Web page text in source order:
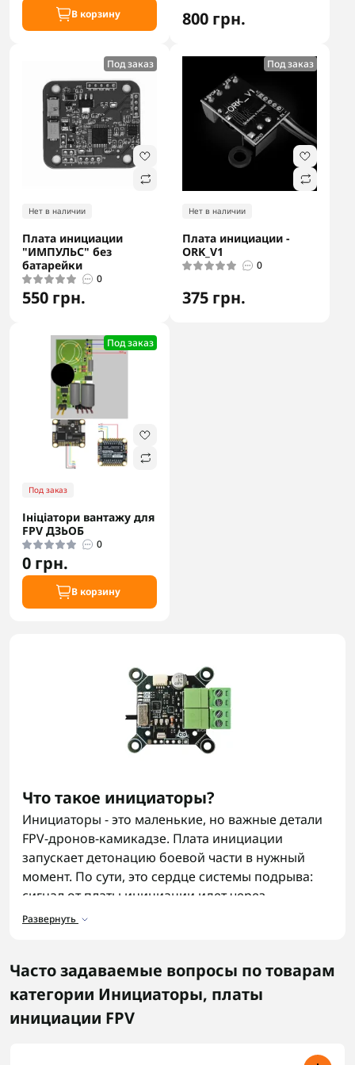
В корзину 800 грн.
Под заказ
Нет в наличии
Плата инициации
"ИМПУЛЬС" без
батарейки
0
550 грн.
Под заказ
Нет в наличии
Плата инициации -
ORK_V1
0
375 грн.
Под заказ
Под заказ
Ініціатори вантажу для
FPV ДЗЬОБ
0
0 грн.
В корзину
Что такое инициаторы?
Инициаторы - это маленькие, но важные детали
FPV-дронов-камикадзе. Плата инициации
запускает детонацию боевой части в нужный
момент. По сути, это сердце системы подрыва:
сигнал от платы инициации идет через
контроллер на механизм активации. Без
помогут. Если вы ищете, где можно купить
инициатор, могут также понадобиться
крепления для РЭБ
антенн и другие
комплектующие.
Развернуть
Часто задаваемые вопросы по товарам
категории Инициаторы, платы
инициации FPV